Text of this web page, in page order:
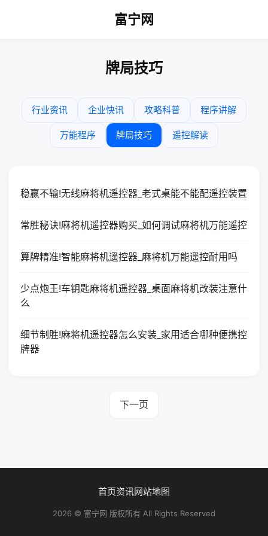
富宁网
牌局技巧
行业资讯 企业快讯 攻略科普 程序讲解
万能程序 牌局技巧 遥控解读
稳赢不输!无线麻将机遥控器_老式桌能不能配遥控装置
常胜秘诀!麻将机遥控器购买_如何调试麻将机万能遥控
算牌精准!智能麻将机遥控器_麻将机万能遥控耐用吗
少点炮王!车钥匙麻将机遥控器_桌面麻将机改装注意什
么
细节制胜!麻将机遥控器怎么安装_家用适合哪种便携控
牌器
下一页
首页资讯网站地图
2026 © 富宁网 版权所有 All Rights Reserved